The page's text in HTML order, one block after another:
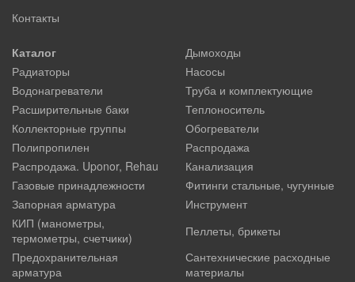
Контакты
Каталог
Дымоходы
Радиаторы
Насосы
Водонагреватели
Труба и комплектующие
Расширительные баки
Теплоноситель
Коллекторные группы
Обогреватели
Полипропилен
Распродажа
Распродажа. Uponor, Rehau
Канализация
Газовые принадлежности
Фитинги стальные, чугунные
Запорная арматура
Инструмент
КИП (манометры,
термометры, счетчики)
Пеллеты, брикеты
Предохранительная
арматура
Сантехнические расходные
материалы